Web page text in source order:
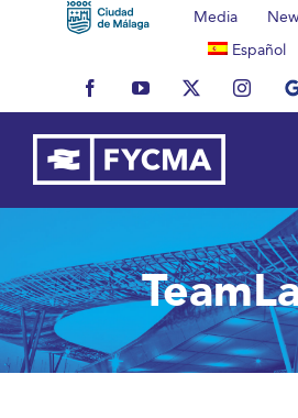
Media
Español
FacebookYouTubeX